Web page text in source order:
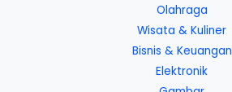
Olahraga
Wisata & Kuliner
Bisnis & Keuangan
Elektronik